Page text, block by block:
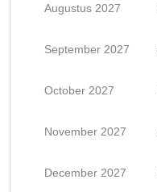
Augustus 2027
September 2027
October 2027
November 2027
December 2027